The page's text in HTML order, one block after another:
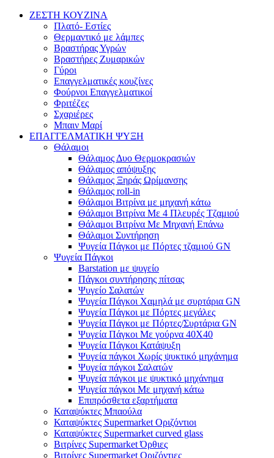
ΖΕΣΤΗ ΚΟΥΖΙΝΑ
Πλατό- Εστίες
Θερμαντικό με λάμπες
Βραστήρας Υγρών
Βραστήρες Ζυμαρικών
Γύροι
Επαγγελματικές κουζίνες
Φούρνοι Επαγγελματικοί
Φριτέζες
Σχαριέρες
Μπαιν Μαρί
ΕΠΑΓΓΕΛΜΑΤΙΚΗ ΨΥΞΗ
Θάλαμοι
Θάλαμος Δυο Θερμοκρασιών
Θάλαμος απόψυξης
Θάλαμος Ξηράς Ωρίμανσης
Θάλαμος roll-in
Θάλαμοι Βιτρίνα με μηχανή κάτω
Θάλαμοι Βιτρίνα Με 4 Πλευρές Τζαμιού
Θάλαμοι Βιτρίνα Με Μηχανή Επάνω
Θάλαμοι Συντήρηση
Ψυγεία Πάγκοι με Πόρτες τζαμιού GN
Ψυγεία Πάγκοι
Barstation με ψυγείο
Πάγκοι συντήρησης πίτσας
Ψυγείο Σαλατών
Ψυγεία Πάγκοι Χαμηλά με συρτάρια GN
Ψυγεία Πάγκοι με Πόρτες μεγάλες
Ψυγεία Πάγκοι με Πόρτες/Συρτάρια GN
Ψυγεία Πάγκοι Με γούρνα 40Χ40
Ψυγεία Πάγκοι Κατάψυξη
Ψυγεία πάγκοι Χωρίς ψυκτικό μηχάνημα
Ψυγεία πάγκοι Σαλατών
Ψυγεία πάγκοι με ψυκτικό μηχάνημα
Ψυγεία πάγκοι Με μηχανή κάτω
Επιπρόσθετα εξαρτήματα
Καταψύκτες Μπαούλα
Καταψύκτες Supermarket Οριζόντιοι
Καταψύκτες Supermarket curved glass
Βιτρίνες Supermarket Όρθιες
Βιτρίνες Supermarket Οριζόντιες